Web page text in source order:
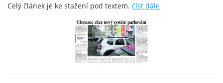
Celý článek je ke stažení pod textem. číst dále